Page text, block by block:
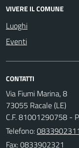
VIVERE IL COMUNE
Luoghi
Eventi
CONTATTI
Via Fiumi Marina, 8
73055 Racale (LE)
C.F. 81001290758 -
Telefono:0833902311
Fax: 0833902321